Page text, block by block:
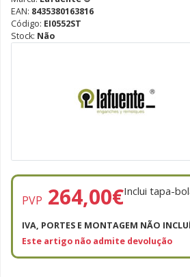
EAN: 8435380163816
Código: EI0552ST
Stock: Não
PVP 264,00€Inclui tapa-
IVA, PORTES E MONTAGEM NÃO
Este artigo não admite devolução